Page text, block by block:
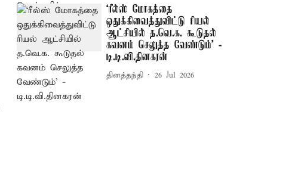
‘ரீல்ஸ் மோகத்தை
ஒதுக்கிவைத்துவிட்டு ரியல்
ஆட்சியில் த.வெ.க. கூடுதல்
கவனம் செலுத்த வேண்டும்’ -
டி.டி.வி.தினகரன்
தினத்தந்தி 26 Jul 2026